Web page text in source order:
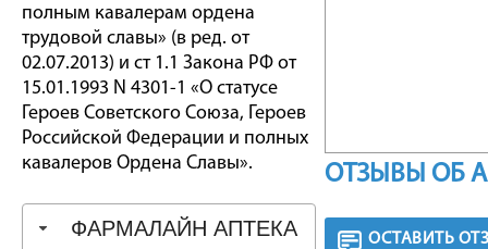
полным кавалерам ордена
трудовой славы» (в ред. от
02.07.2013) и ст 1.1 Закона РФ от
15.01.1993 N 4301-1 «О статусе
Героев Советского Союза, Героев
Российской Федерации и полных
кавалеров Ордена Славы».
ФАРМАЛАЙН АПТЕКА
ОТЗЫВЫ ОБ
ОСТАВИТЬ